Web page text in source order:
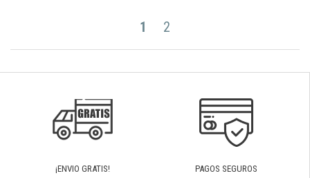
1 2
¡ENVIO GRATIS! PAGOS SEGUROS